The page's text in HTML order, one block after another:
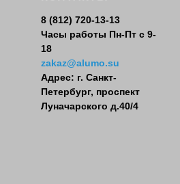
8 (812) 720-13-13
Часы работы Пн-Пт с 9-
18
zakaz@alumo.su
Адрес: г. Санкт-
Петербург, проспект
Луначарского д.40/4